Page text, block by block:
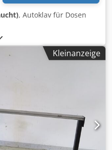
, Autoklav für Dosen
Kleinanzeige